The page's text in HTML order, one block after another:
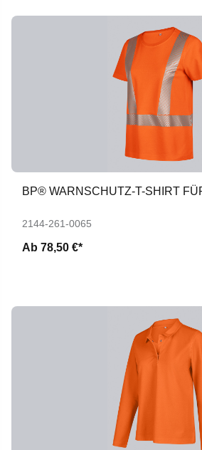
BP® WARNSCHUTZ-T-SHIRT
2144-261-0065
Ab 78,50 €*